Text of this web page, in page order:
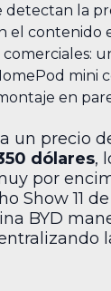
detectan la
el contenido
comerciales:
mini
en
un precio
dólares,
por
Show 11
BYD